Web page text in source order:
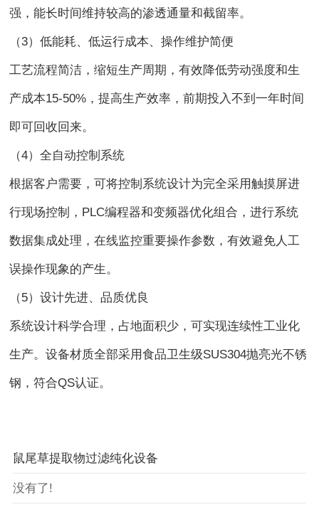
强，能长时间维持较高的渗透通量和截留率。
（3）低能耗、低运行成本、操作维护简便
工艺流程简洁，缩短生产周期，有效降低劳动强度和生
产成本15-50%，提高生产效率，前期投入不到一年时间
即可回收回来。
（4）全自动控制系统
根据客户需要，可将控制系统设计为完全采用触摸屏进
行现场控制，PLC编程器和变频器优化组合，进行系统
数据集成处理，在线监控重要操作参数，有效避免人工
误操作现象的产生。
（5）设计先进、品质优良
系统设计科学合理，占地面积少，可实现连续性工业化
生产。设备材质全部采用食品卫生级SUS304抛亮光不锈
钢，符合QS认证。
鼠尾草提取物过滤纯化设备
没有了!